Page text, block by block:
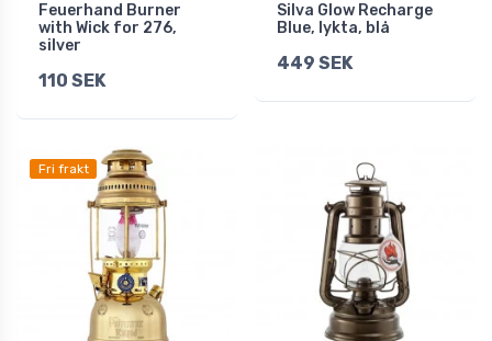
Feuerhand Burner
with Wick for 276,
silver
110 SEK
Silva Glow Recharge
Blue, lykta, blå
449 SEK
Fri frakt